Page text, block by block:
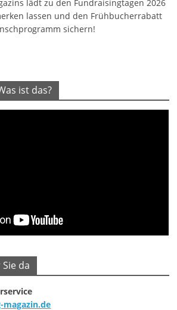
lädt zu den Fundraisingtagen 2026
lassen und den Frühbucherrabatt
sichern!
ist das?
da
magazin.de